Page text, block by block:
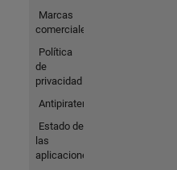
Marcas
comerciales
Política
de
privacidad
Antipiratería
Estado de
las
aplicaciones